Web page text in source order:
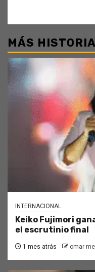
MÁS
INTERNACIONAL
Keiko Fujimori
el escrutinio final
1 mes atrás omar